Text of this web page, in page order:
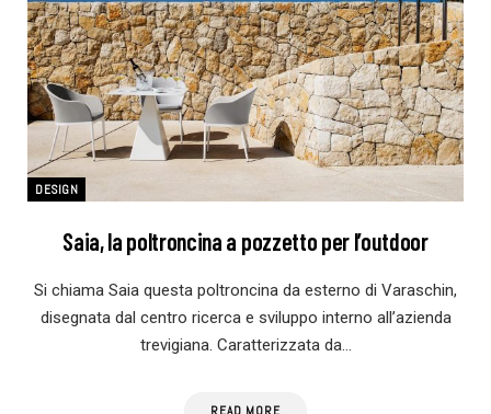
DESIGN
Saia, la poltroncina a pozzetto per l’outdoor
Si chiama Saia questa poltroncina da esterno di Varaschin,
disegnata dal centro ricerca e sviluppo interno all’azienda
trevigiana. Caratterizzata da…